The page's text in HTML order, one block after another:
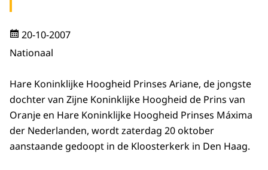
20-10-2007
Nationaal
Hare Koninklijke Hoogheid Prinses Ariane, de jongste
dochter van Zijne Koninklijke Hoogheid de Prins van
Oranje en Hare Koninklijke Hoogheid Prinses Máxima
der Nederlanden, wordt zaterdag 20 oktober
aanstaande gedoopt in de Kloosterkerk in Den Haag.